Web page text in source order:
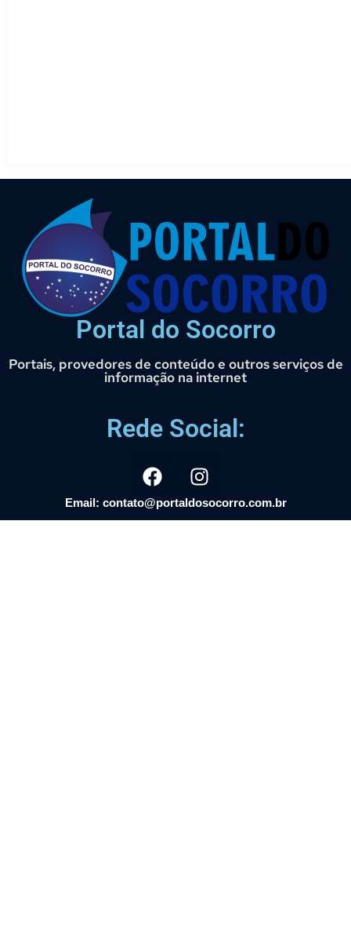
Portal do Socorro
Portais, provedores de conteúdo e outros serviços de
informação na internet
Rede Social:
Email: contato@portaldosocorro.com.br